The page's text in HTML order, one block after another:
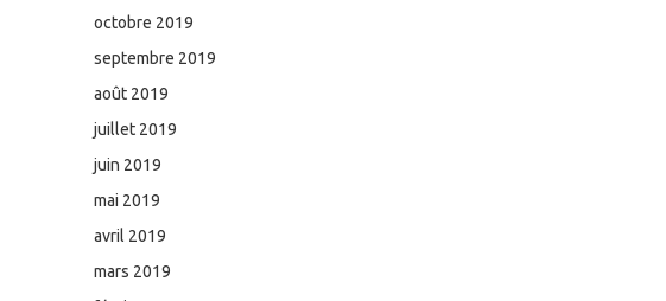
octobre 2019
septembre 2019
août 2019
juillet 2019
juin 2019
mai 2019
avril 2019
mars 2019